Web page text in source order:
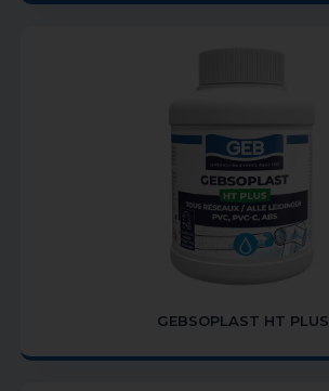
GEBSOPLAST HT PLUS